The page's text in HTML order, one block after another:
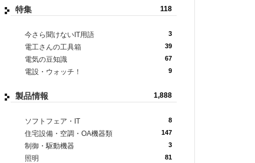
特集 118
今さら聞けないIT用語 3
電工さんの工具箱 39
電気の豆知識 67
電設・ウォッチ！ 9
製品情報 1,888
ソフトフェア・IT 8
住宅設備・空調・OA機器類 147
制御・駆動機器 3
照明 81